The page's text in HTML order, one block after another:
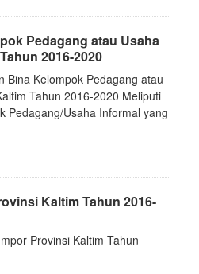
Pedagang atau Usaha
2016-2020
Bina Kelompok Pedagang atau
Tahun 2016-2020 Meliputi
Pedagang/Usaha Informal yang
Kaltim Tahun 2016-
Provinsi Kaltim Tahun